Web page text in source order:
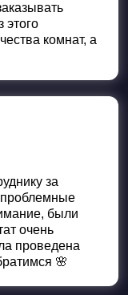
этого
комнат, а
за
были
очень
проведена
🌸